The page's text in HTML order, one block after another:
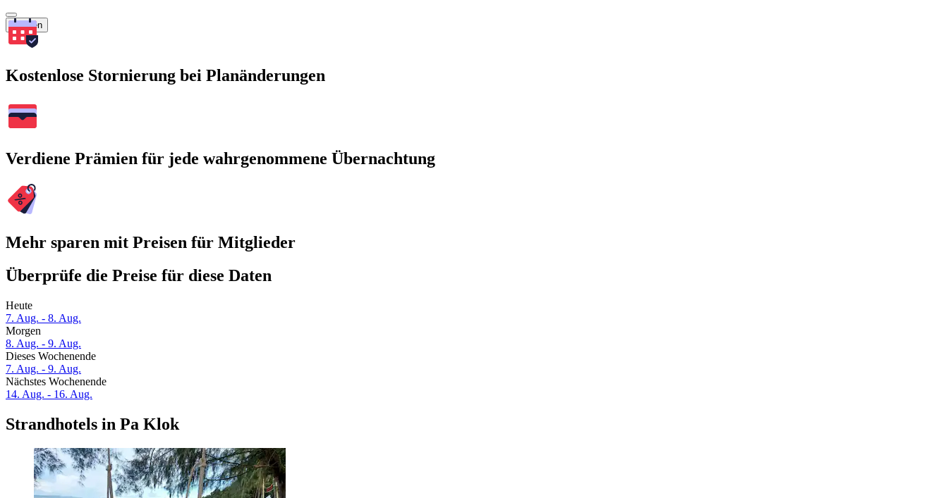
Suchen
Kostenlose Stornierung bei Planänderungen
Verdiene Prämien für jede wahrgenommene Übernachtung
Mehr sparen mit Preisen für Mitglieder
Überprüfe die Preise für diese Daten
Heute
7. Aug. - 8. Aug.
Morgen
8. Aug. - 9. Aug.
Dieses Wochenende
7. Aug. - 9. Aug.
Nächstes Wochenende
14. Aug. - 16. Aug.
Strandhotels in Pa Klok